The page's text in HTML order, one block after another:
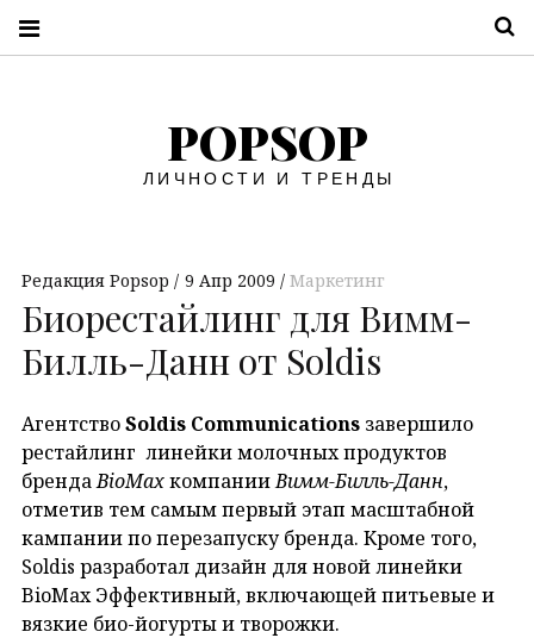
POPSOP
ЛИЧНОСТИ И ТРЕНДЫ
Редакция Popsop 9 Апр 2009 Маркетинг
Биорестайлинг для Вимм-
Билль-Данн от Soldis
АгентствоSoldis Communications завершило
рестайлинг линейки молочных продуктов
брендаBioMaxкомпанииВимм-Билль-Данн,
отметив тем самым первый этап масштабной
кампании по перезапуску бренда. Кроме того,
Soldis разработал дизайн для новой линейки
BioMax Эффективный, включающей питьевые и
вязкие био-йогурты и творожки.